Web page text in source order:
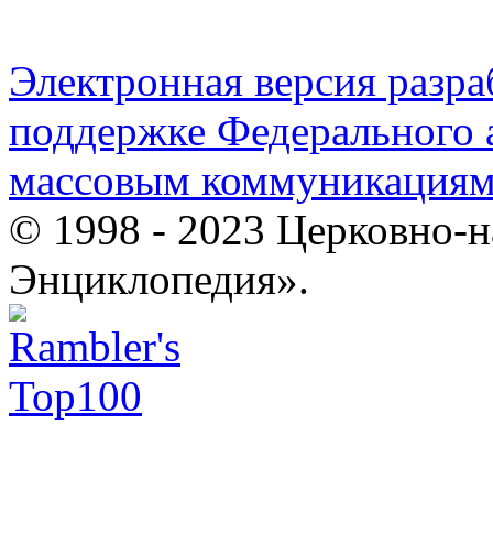
Электронная версия
поддержке Федерального
массовым
© 1998 - 2023 Церковно-
Энциклопедия».